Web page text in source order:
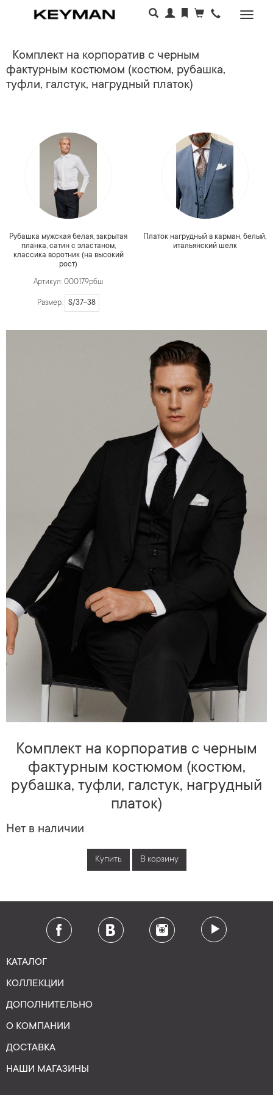
Комплект на корпоратив с черным
фактурным костюмом (костюм, рубашка,
туфли, галстук, нагрудный платок)
Рубашка мужская белая, закрытая
планка, сатин с эластаном,
классика воротник (на высокий
рост)
Артикул: 000179рбш
Размер: S/37-38
Платок нагрудный в карман, белый,
итальянский шелк
Комплект на корпоратив с черным
фактурным костюмом (костюм,
рубашка, туфли, галстук, нагрудный
платок)
Нет в наличии
Купить В корзину
КАТАЛОГ
КОЛЛЕКЦИИ
ДОПОЛНИТЕЛЬНО
О КОМПАНИИ
ДОСТАВКА
НАШИ МАГАЗИНЫ